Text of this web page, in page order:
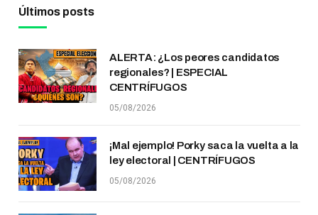
Últimos posts
ALERTA: ¿Los peores candidatos
regionales? | ESPECIAL
CENTRÍFUGOS
05/08/2026
¡Mal ejemplo! Porky saca la vuelta a la
ley electoral | CENTRÍFUGOS
05/08/2026